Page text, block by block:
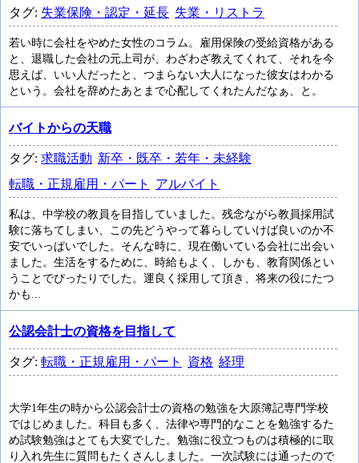
タグ: 失業保険・認定・延長 失業・リストラ
若い時に会社をやめた女性のコラム。雇用保険の受給資格がある
と、退職した会社の元上司が、わざわざ教えてくれて、それを今
思えば、いい人だったと、つまらない大人になった彼女はわかる
という。会社を辞めたあとまで心配してくれたんだなぁ、と。
バイトからの天職
タグ: 求職活動 新卒・既卒・若年・未経験
転職・正規雇用・パート
アルバイト
私は、中学校の教員を目指していました。残念ながら教員採用試
験に落ちてしまい、この先どうやって暮らしていけば良いのか不
安でいっぱいでした。そんな時に、現在働いている会社に出会い
ました。生活をするために、時給もよく、しかも、教育関係とい
うことでぴったりでした。運良く採用して頂き、将来の役にたつ
かも...
公認会計士の資格を目指して
タグ: 転職・正規雇用・パート 資格 経理
大学1年生の時から公認会計士の資格の勉強を大原簿記専門学校
ではじめました。科目も多く、法律や専門的なことを勉強するた
め試験勉強はとても大変でした。勉強に役立つものは積極的に取
り入れ先生に質問もたくさんしました。一次試験には通ったので